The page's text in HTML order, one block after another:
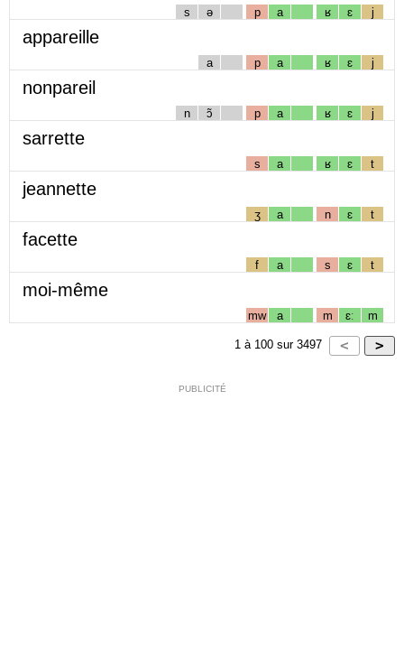
s ə p a ʁ ɛ j
appareille
a p a ʁ ɛ j
nonpareil
n ɔ̃ p a ʁ ɛ j
sarrette
s a ʁ ɛ t
jeannette
ʒ a n ɛ t
facette
f a s ɛ t
moi-même
mw a m ɛː m
1 à 100 sur 3497
PUBLICITÉ